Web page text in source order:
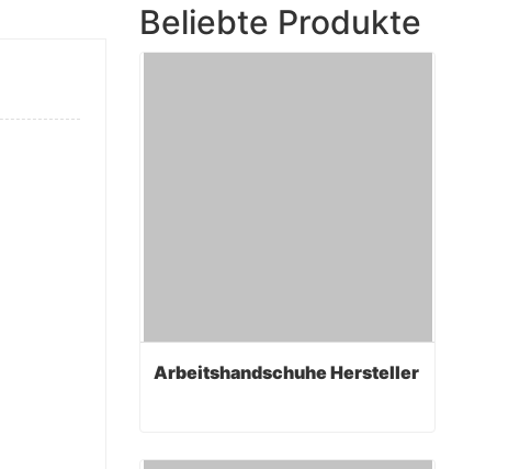
Beliebte Produkte
Arbeitshandschuhe Hersteller
Arbeitshandschuhe Hersteller